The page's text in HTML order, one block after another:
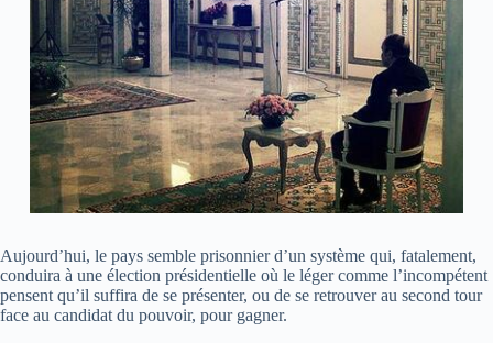
Aujourd’hui, le pays semble prisonnier d’un système qui, fatalement,
conduira à une élection présidentielle où le léger comme l’incompétent
pensent qu’il suffira de se présenter, ou de se retrouver au second tour
face au candidat du pouvoir, pour gagner.